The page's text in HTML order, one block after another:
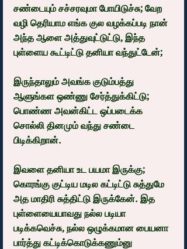
சண்டையும் சச்சரவுமா போயிடுச்சு; வேற
வழி தெரியாம எங்க குல வழக்கப்படி நான்
அந்த ஆளை அத்துவுட்டுட்டு, இந்த
புள்ளைய கூட்டிட்டு தனியா வந்துட்டேன்;
இருந்தாலும் அவங்க குடும்பத்து
ஆளுங்கள ஒண்ணு சேர்த்துக்கிட்டு;
பொண்ண அவன்கிட்ட ஒப்படைக்க
சொல்லி தினமும் வந்து சண்டை
பிடிக்கிறான்.
இவளை தனியா உட பயமா இருக்கு;
கொரங்கு குட்டிய மடில கட்டிட்டு சுத்துமே
அத மாதிரி சுத்திட்டு இருக்கேன். இத
புள்ளையையாவது நல்ல படியா
படிக்கவெச்சு, நல்ல ஒழுக்கமான பையனா
பார்த்து கட்டிக்கொடுக்கணும்னு